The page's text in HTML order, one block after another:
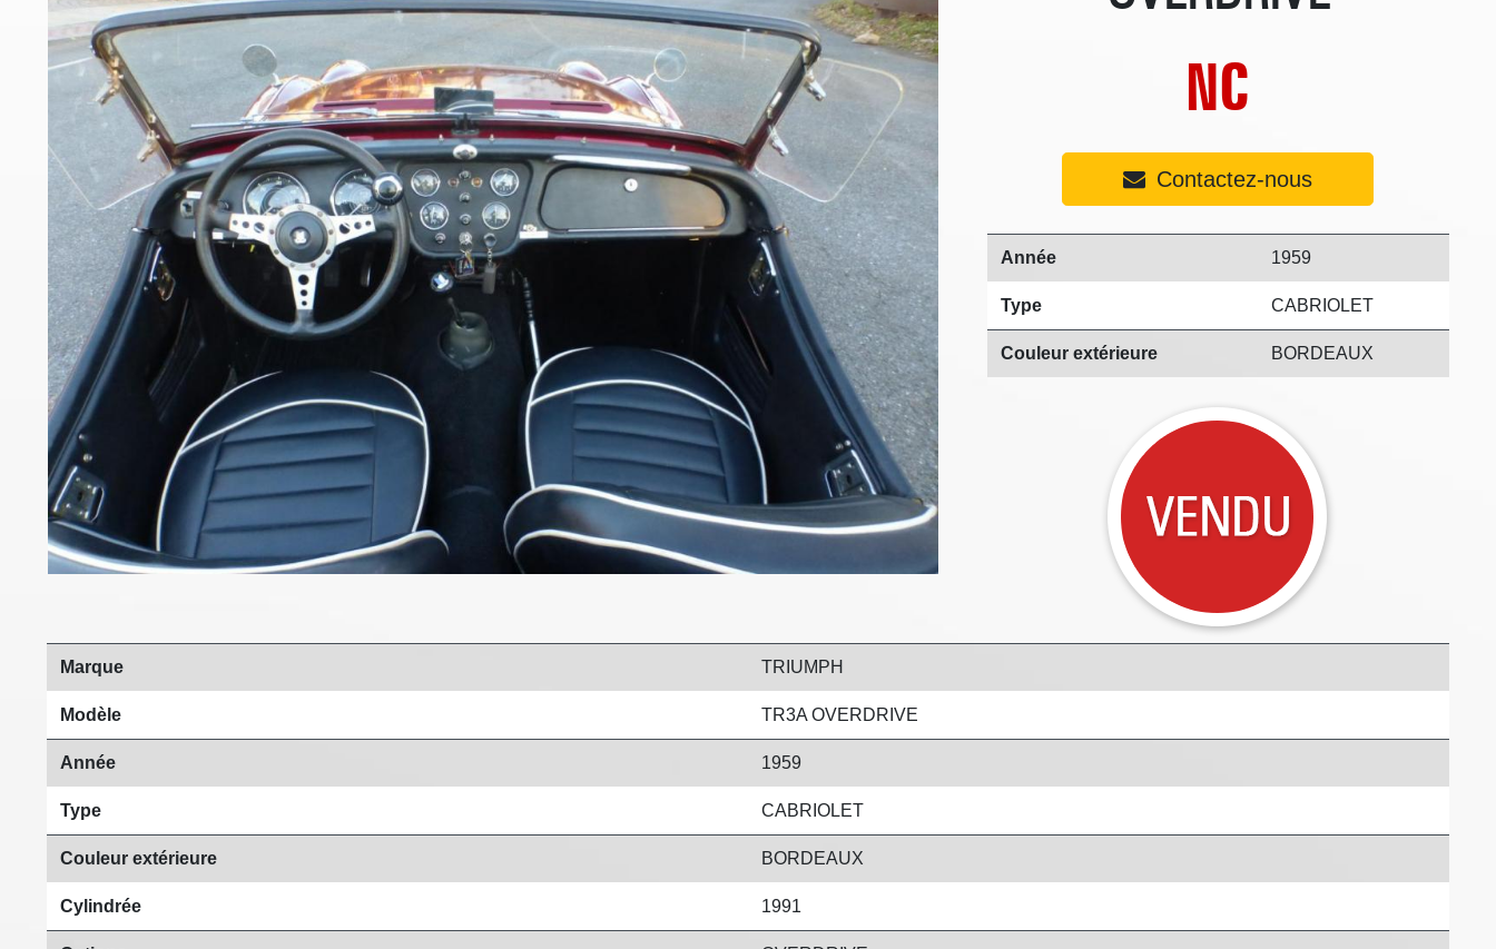
NC
Contactez-nous
Année 1959
Type CABRIOLET
Couleur extérieure BORDEAUX
Marque TRIUMPH
Modèle TR3A OVERDRIVE
Année 1959
Type CABRIOLET
Couleur extérieure BORDEAUX
Cylindrée 1991